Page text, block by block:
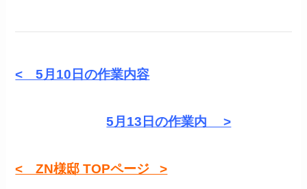
< 5月10 日の作業内容
5月13日の作業内 >
< ZN様邸 TOPページ >